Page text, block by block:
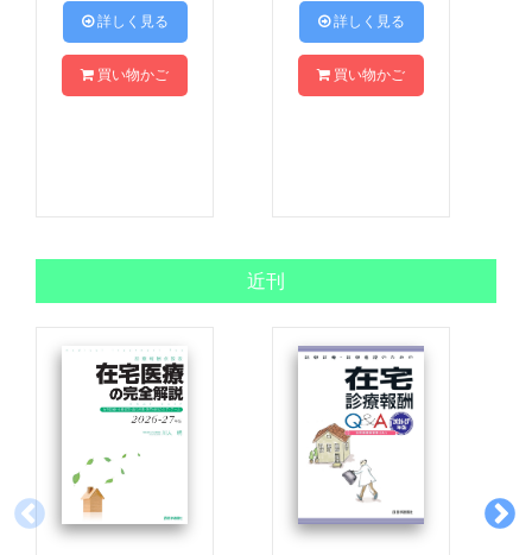
 詳しく見る
買い物かご
 詳しく見る
買い物かご
近刊